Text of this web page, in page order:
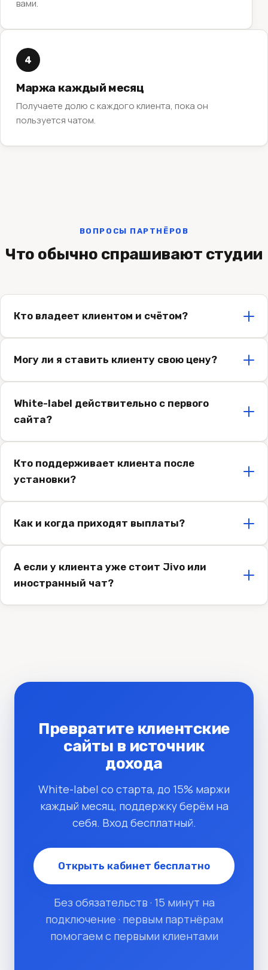
вами.
4
Маржа каждый месяц
Получаете долю с каждого клиента, пока он
пользуется чатом.
ВОПРОСЫ ПАРТНЁРОВ
Что обычно спрашивают студии
Кто владеет клиентом и счётом?
Могу ли я ставить клиенту свою цену?
White-label действительно с первого
сайта?
Кто поддерживает клиента после
установки?
Как и когда приходят выплаты?
А если у клиента уже стоит Jivo или
иностранный чат?
Превратите клиентские
сайты в источник
дохода
White-label со старта, до 15% маржи
каждый месяц, поддержку берём на
себя. Вход бесплатный.
Открыть кабинет бесплатно
Без обязательств · 15 минут на
подключение · первым партнёрам
помогаем с первыми клиентами